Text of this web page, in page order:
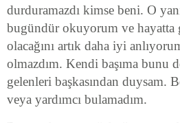
durduramazdı kimse beni. O
bugündür okuyorum ve hayatta
olacağını artık daha iyi
olmazdım. Kendi başıma bunu
gelenleri başkasından duysam.
veya yardımcı bulamadım.